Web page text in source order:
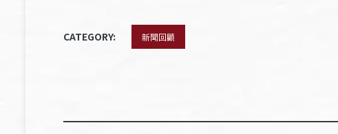
CATEGORY: 新聞回顧